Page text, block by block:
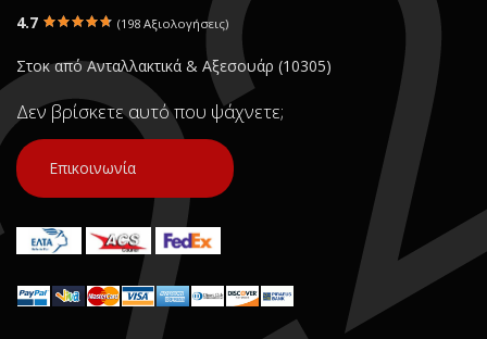
4.7 (198 Αξιολογήσεις)
Στοκ από Ανταλλακτικά & Αξεσουάρ (10305)
Δεν βρίσκετε αυτό που ψάχνετε;
Επικοινωνία